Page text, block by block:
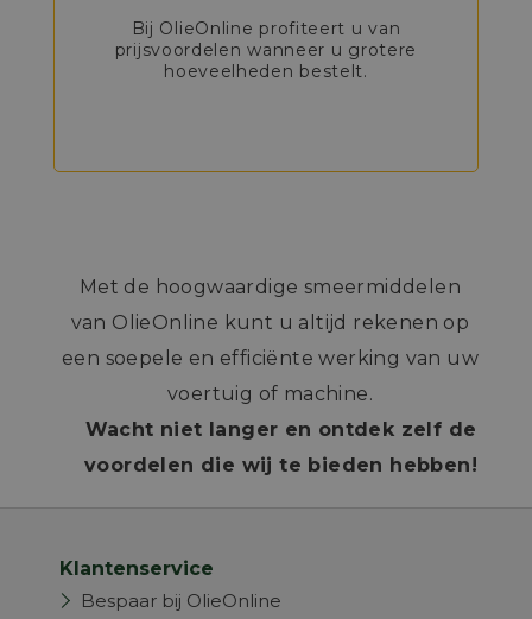
Bij OlieOnline profiteert u van
prijsvoordelen wanneer u grotere
hoeveelheden bestelt.
Met de hoogwaardige smeermiddelen
van OlieOnline kunt u altijd rekenen op
een soepele en efficiënte werking van uw
voertuig of machine.
Wacht niet langer en ontdek zelf de
voordelen die wij te bieden hebben!
Klantenservice
Bespaar bij OlieOnline